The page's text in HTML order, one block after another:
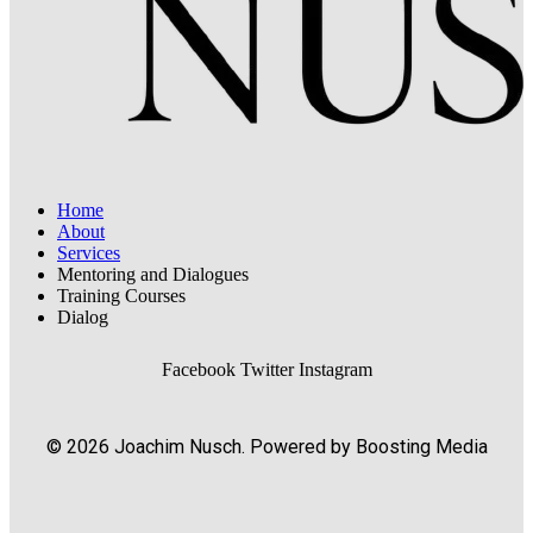
Home
About
Services
Mentoring and Dialogues
Training Courses
Dialog
Facebook Twitter Instagram
© 2026 Joachim Nusch. Powered by Boosting Media